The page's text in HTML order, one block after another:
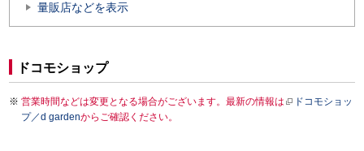
量販店などを表示
ドコモショップ
営業時間などは変更となる場合がございます。最新の情報は
ドコモショッ
プ／d gardenからご確認ください。